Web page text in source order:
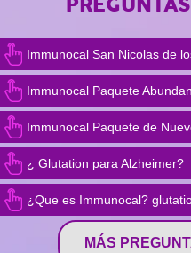
Immunocal San Nicolas de
Immunocal Paquete
Immunocal Paquete de
¿ Glutation para Alzheimer?
¿Que es Immunocal?
MÁS